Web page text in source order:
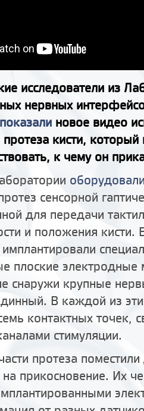
исследователи из
нервных
показали новое видео
кисти, который
к чему он
сенсорной
для передачи
и положения кисти.
плоские
снаружи крупные
В каждой из
контактных точек,
стимуляции.
протеза
прикосновение. Их